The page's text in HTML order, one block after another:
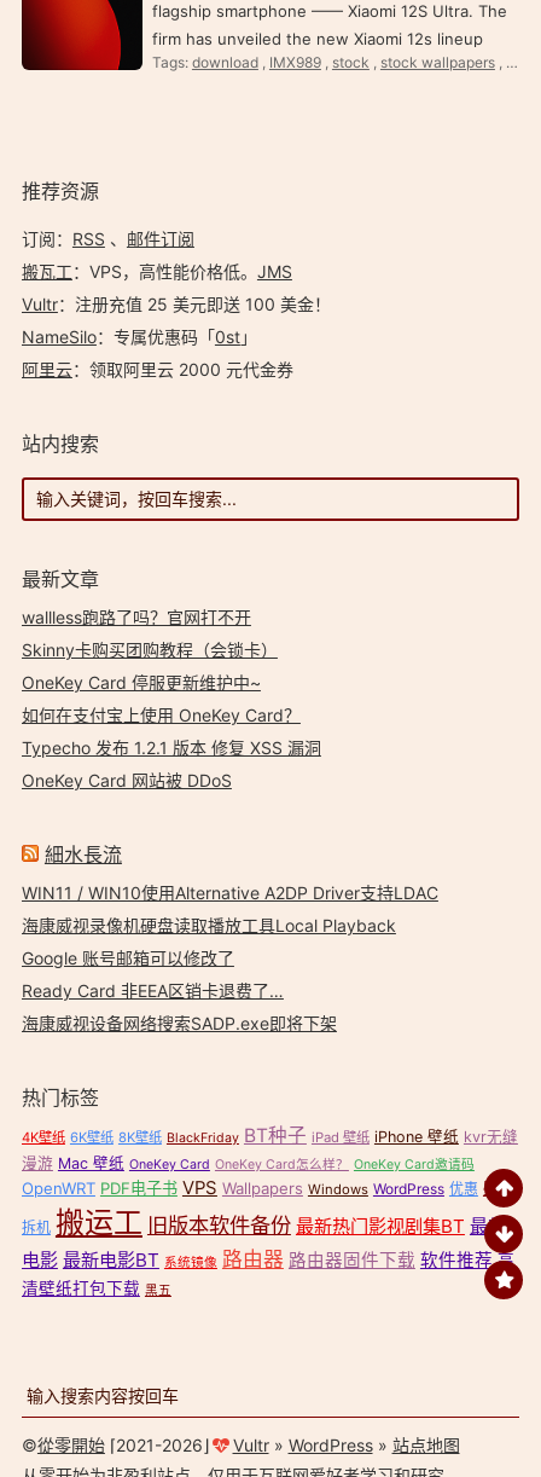
flagship smartphone —— Xiaomi 12S Ultra. The
firm has unveiled the new Xiaomi 12s lineup
yesterday in mainland China. The lineup
Tags: download, IMX989, stock , stock wallpapers,
推荐资源
订阅： RSS 、 邮件订阅
搬瓦工：VPS，高性能价格低。️ JMS
Vultr：注册充值 25 美元即送 100 美金！
NameSilo：专属优惠码「0st」
阿里云：领取阿里云 2000 元代金券
站内搜索
最新文章
wallless跑路了吗？官网打不开
Skinny卡购买团购教程（会锁卡）
OneKey Card 停服更新维护中~
如何在支付宝上使用 OneKey Card？
Typecho 发布 1.2.1 版本 修复 XSS 漏洞
OneKey Card 网站被 DDoS
細水長流
WIN11 / WIN10使用Alternative A2DP Driver支持LDAC
海康威视录像机硬盘读取播放工具Local Playback
Google 账号邮箱可以修改了
Ready Card 非EEA区销卡退费了…
海康威视设备网络搜索SADP.exe即将下架
热门标签
4K壁纸 6K壁纸 8K壁纸 BlackFriday BT种子 iPad 壁纸 iPhone 壁纸 kvr无缝
漫游 Mac 壁纸 OneKey Card OneKey Card怎么样？ OneKey Card邀请码
OpenWRT PDF电子书 VPS Wallpapers Windows WordPress 优惠 壁纸
拆机 搬运工 旧版本软件备份 最新热门影视剧集BT 最新
电影 最新电影BT 系统镜像 路由器 路由器固件下载 软件推荐 高
清壁纸打包下载 黑五
©從零開始⌈2021-2026⌋ Vultr» WordPress» 站点地图